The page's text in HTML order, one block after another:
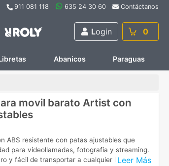
911 081 118 635 24 30 60 Contáctanos
Login 0
Abanicos Paraguas
movil barato Artist con
Leer Más
ABS resistente con patas ajustables que
para videollamadas, fotografía y streaming.
y fácil de transportar a cualquier lugar.